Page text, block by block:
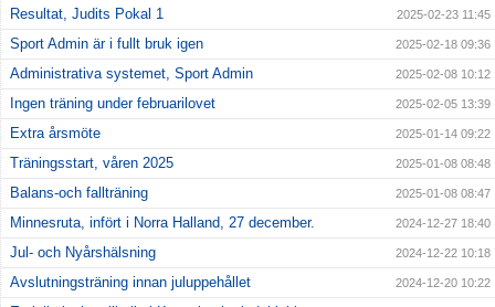
Resultat, Judits Pokal 1 2025-02-23 11:45
Sport Admin är i fullt bruk igen 2025-02-18 09:36
Administrativa systemet, Sport Admin 2025-02-08 10:12
Ingen träning under februarilovet 2025-02-05 13:39
Extra årsmöte 2025-01-14 09:22
Träningsstart, våren 2025 2025-01-08 08:48
Balans-och fallträning 2025-01-08 08:47
Minnesruta, infört i Norra Halland, 27 december. 2024-12-27 18:40
Jul- och Nyårshälsning 2024-12-22 10:18
Avslutningsträning innan juluppehållet 2024-12-20 10:22